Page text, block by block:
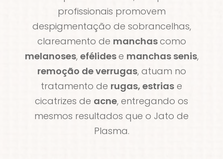
profissionais promovem
despigmentação de sobrancelhas,
clareamento de manchascomo
melanoses, efélidese manchas senis,
remoção de verrugas, atuam no
tratamento de rugas, estrias e
cicatrizes de acne, entregando os
mesmos resultados que o Jato de
Plasma.